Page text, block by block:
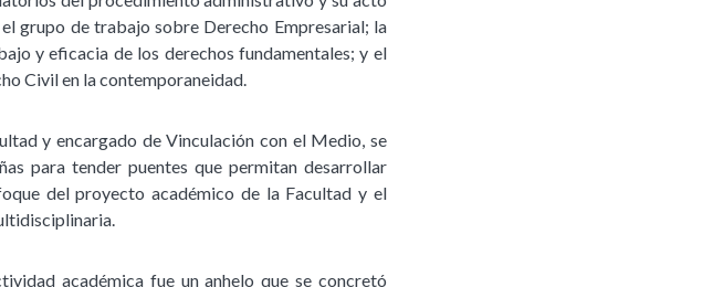
grupo de trabajo sobre Derecho Empresarial; la
y eficacia de los derechos fundamentales; y el
Civil en la contemporaneidad.
y encargado de Vinculación con el Medio, se
para tender puentes que permitan desarrollar
del proyecto académico de la Facultad y el
académica fue un anhelo que se concretó